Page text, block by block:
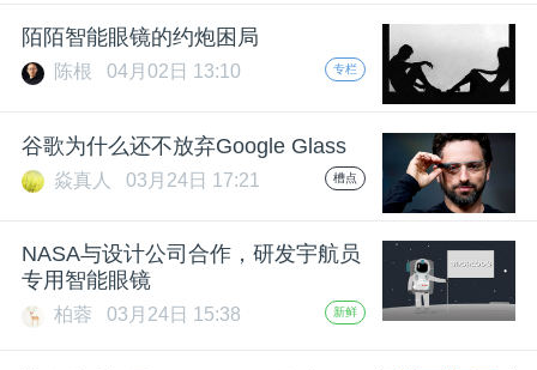
中
GAIR
专
陌陌智能眼镜的约炮困局
陈根 04月02日 13:10 专栏
谷歌为什么还不放弃Google Glass
焱真人 03月24日 17:21 槽点
NASA与设计公司合作，研发宇航员
专用智能眼镜
柏蓉 03月24日 15:38 新鲜